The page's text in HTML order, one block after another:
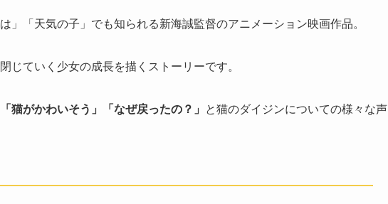
」「天気の子」でも知られる新海誠監督のアニメーション映画作品。
じていく少女の成長を描くストーリーです。
「猫がかわいそう」「なぜ戻ったの？」
と猫のダイジンについての様々な声